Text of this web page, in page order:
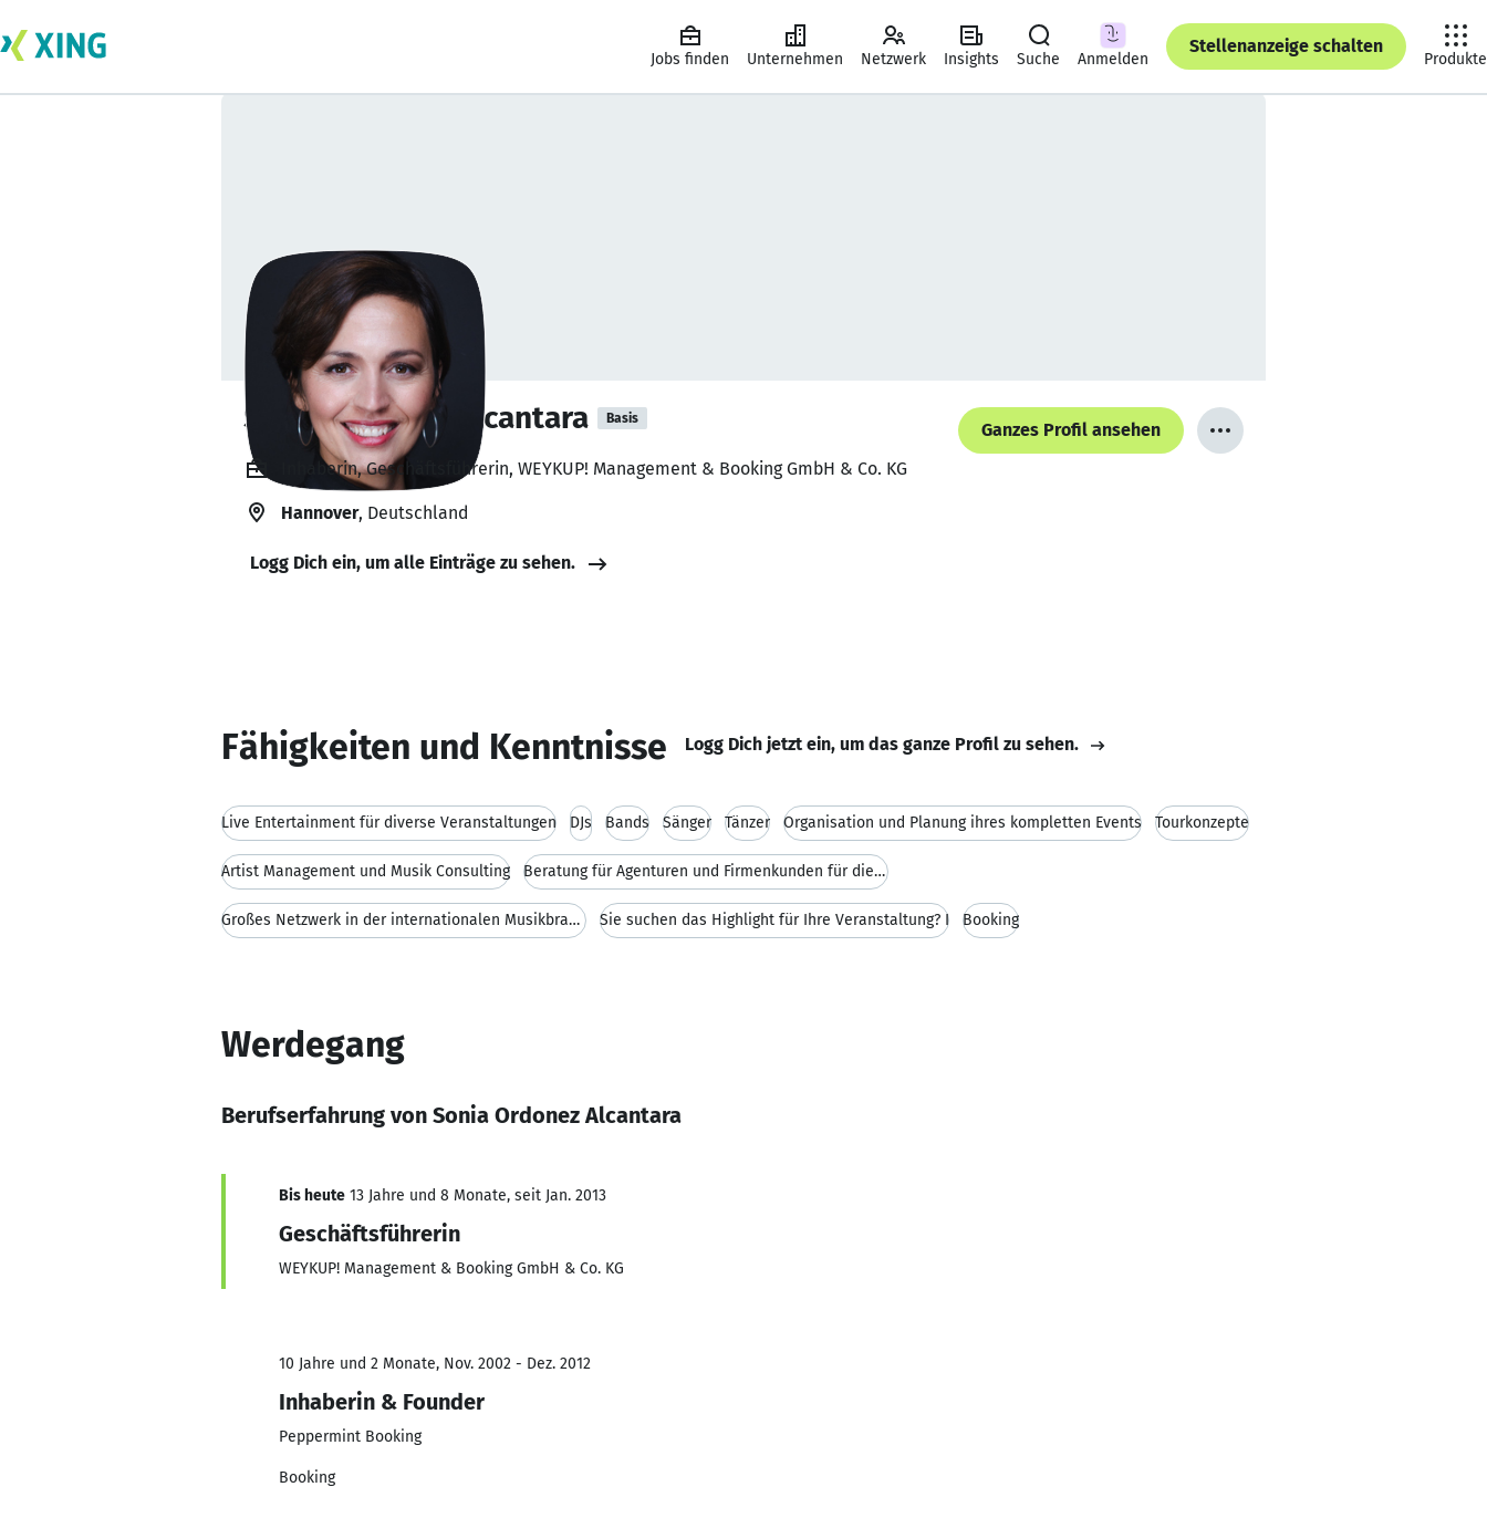
Jobs finden Unternehmen Netzwerk Insights Suche Anmelden
Stellenanzeige schalten
Produkte
Sonia Ordonez Alcantara Basis
Ganzes Profil ansehen
Inhaberin, Geschäftsführerin, WEYKUP! Management & Booking GmbH & Co. KG
Hannover, Deutschland
Logg Dich ein, um alle Einträge zu sehen.
Fähigkeiten und Kenntnisse Logg Dich jetzt ein, um das ganze Profil zu sehen.
Live Entertainment für diverse Veranstaltungen DJs Bands Sänger Tänzer Organisation und Planung ihres kompletten Events Tourkonzepte
Artist Management und Musik Consulting Beratung für Agenturen und Firmenkunden für die mu
Großes Netzwerk in der internationalen Musikbranch Sie suchen das Highlight für Ihre Veranstaltung? I Booking
Werdegang
Berufserfahrung von Sonia Ordonez Alcantara
Bis heute 13 Jahre und 8 Monate, seit Jan. 2013
Geschäftsführerin
WEYKUP! Management & Booking GmbH & Co. KG
10 Jahre und 2 Monate, Nov. 2002 - Dez. 2012
Inhaberin & Founder
Peppermint Booking
Booking